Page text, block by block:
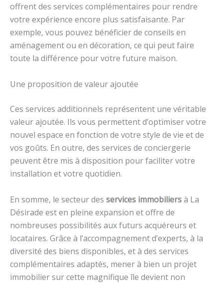
offrent des services complémentaires pour rendre
votre expérience encore plus satisfaisante. Par
exemple, vous pouvez bénéficier de conseils en
aménagement ou en décoration, ce qui peut faire
toute la différence pour votre future maison.
Une proposition de valeur ajoutée
Ces services additionnels représentent une véritable
valeur ajoutée. Ils vous permettent d’optimiser votre
nouvel espace en fonction de votre style de vie et de
vos goûts. En outre, des services de conciergerie
peuvent être mis à disposition pour faciliter votre
installation et votre quotidien.
En somme, le secteur des services immobiliersà La
Désirade est en pleine expansion et offre de
nombreuses possibilités aux futurs acquéreurs et
locataires. Grâce à l’accompagnement d’experts, à la
diversité des biens disponibles, et à des services
complémentaires adaptés, mener à bien un projet
immobilier sur cette magnifique île devient non